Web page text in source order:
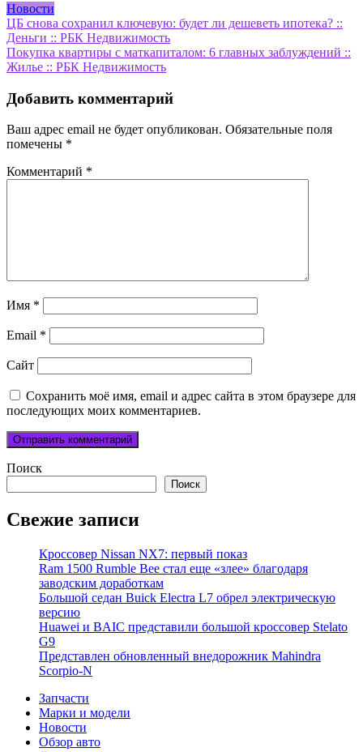
Новости
Навигация
по
записям
ЦБ снова сохранил ключевую: будет ли дешеветь ипотека? ::
Деньги :: РБК Недвижимость
Покупка квартиры с маткапиталом: 6 главных заблуждений ::
Жилье :: РБК Недвижимость
Добавить комментарий
Ваш адрес email не будет опубликован. Обязательные поля
помечены *
Комментарий *
Имя *
Email *
Сайт
Сохранить моё имя, email и адрес сайта в этом браузере для
последующих моих комментариев.
Поиск
Поиск
Свежие записи
Кроссовер Nissan NX7: первый показ
Ram 1500 Rumble Bee стал еще «злее» благодаря
заводским доработкам
Большой седан Buick Electra L7 обрел электрическую
версию
Huawei и BAIC представили большой кроссовер Stelato
G9
Представлен обновленный внедорожник Mahindra
Scorpio-N
Запчасти
Марки и модели
Новости
Обзор авто